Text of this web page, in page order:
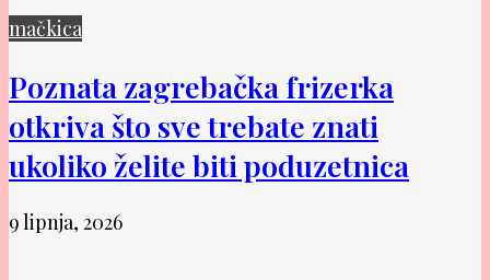
mačkica
Poznata zagrebačka frizerka
otkriva što sve trebate znati
ukoliko želite biti poduzetnica
9 lipnja, 2026